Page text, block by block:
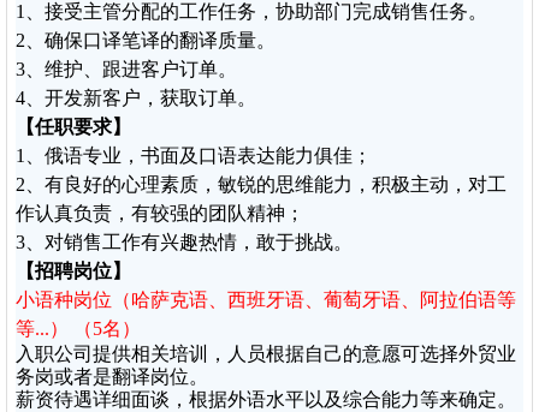
1、接受主管分配的工作任务，协助部门完成销售任务。
2、确保口译笔译的翻译质量。
3、维护、跟进客户订单。
4、开发新客户，获取订单。
【任职要求】
1、俄语专业，书面及口语表达能力俱佳；
2、有良好的心理素质，敏锐的思维能力，积极主动，对工
作认真负责，有较强的团队精神；
3、对销售工作有兴趣热情，敢于挑战。
【招聘岗位】
小语种岗位（哈萨克语、西班牙语、葡萄牙语、阿拉伯语等
等...） （5名）
入职公司提供相关培训，人员根据自己的意愿可选择外贸业
务岗或者是翻译岗位。
薪资待遇详细面谈，根据外语水平以及综合能力等来确定。